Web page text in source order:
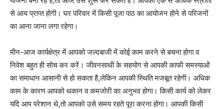
से आय प्राप्त होगी। घर परिवार में किसी पूजा पाठ का आयोजन होने से परिजनों
का आना जाना लगा रहेगा।
मीन-आज कार्यक्षेत्र में आपको जल्दबाजी में कोई काम करने से बचना होगा व
निवेश बहुत ही सोच कर करें। जीवनसाथी के सहयोग से आपकी काफी समस्याओं
का समाधान आसानी से हो सकता है,लेकिन आपकी स्थिति मजबूत रहेगी। अधिक
काम के कारण आपको थकान व कमजोरी का अनुभव होगा। किसी कार्य को लेकर
यदि आप परेशान थे,तो आपको उसे समय रहते पूरा करना होगा। आपकी किसी